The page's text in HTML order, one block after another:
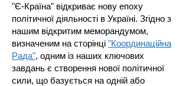
"Є-Країна" відкриває нову епоху
політичної діяльності в Україні. Згідно з
нашим відкритим меморандумом,
визначеним на сторінці "Координаційна
Рада", одним із наших ключових
завдань є створення нової політичної
сили, що базується на одній або